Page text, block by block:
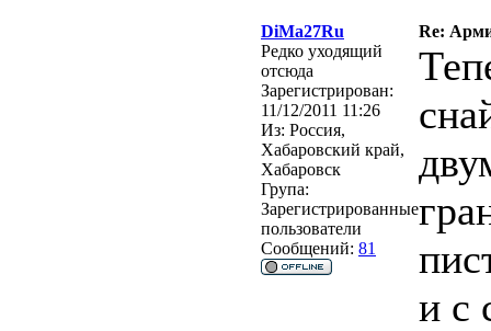
DiMa27Ru
Re:
Редко уходящий
отсюда
Зарегистрирован:
11/12/2011 11:26
Из: Россия,
Хабаровский край,
Хабаровск
Група:
Зарегистрированные
пользователи
Сообщений: 81
и с